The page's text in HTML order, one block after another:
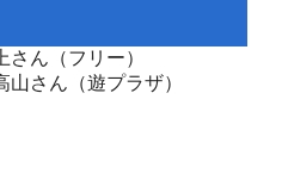
ん（フリー）
さん（遊プラザ）